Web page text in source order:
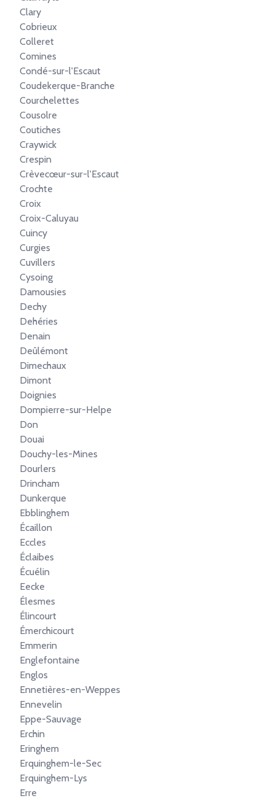
Clary
Cobrieux
Colleret
Comines
Condé-sur-l'Escaut
Coudekerque-Branche
Courchelettes
Cousolre
Coutiches
Craywick
Crespin
Crèvecœur-sur-l'Escaut
Crochte
Croix
Croix-Caluyau
Cuincy
Curgies
Cuvillers
Cysoing
Damousies
Dechy
Dehéries
Denain
Deûlémont
Dimechaux
Dimont
Doignies
Dompierre-sur-Helpe
Don
Douai
Douchy-les-Mines
Dourlers
Drincham
Dunkerque
Ebblinghem
Écaillon
Eccles
Éclaibes
Écuélin
Eecke
Élesmes
Élincourt
Émerchicourt
Emmerin
Englefontaine
Englos
Ennetières-en-Weppes
Ennevelin
Eppe-Sauvage
Erchin
Eringhem
Erquinghem-le-Sec
Erquinghem-Lys
Erre